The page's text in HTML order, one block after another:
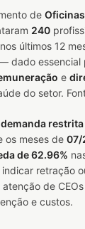
de
240
nos últimos 12
dado essencial
e
do setor.
restrita
os meses de 07/
de 62.96%
retração
de
e custos.